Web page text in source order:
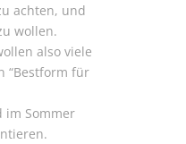
achten, und
wollen.
also viele
“Bestform für
im Sommer